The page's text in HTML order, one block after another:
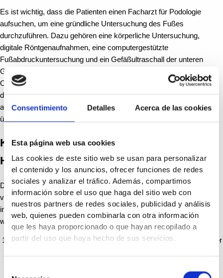
Consentimiento Detalles Acerca de las cookies
Esta página web usa cookies
Las cookies de este sitio web se usan para personalizar
el contenido y los anuncios, ofrecer funciones de redes
sociales y analizar el tráfico. Además, compartimos
información sobre el uso que haga del sitio web con
nuestros partners de redes sociales, publicidad y análisis
web, quienes pueden combinarla con otra información
que les haya proporcionado o que hayan recopilado a
partir del uso que haya hecho de sus servicios.
Es ist wichtig, dass die Patienten einen Facharzt für Podologie
aufsuchen, um eine gründliche Untersuchung des Fußes
durchzuführen. Dazu gehören eine körperliche Untersuchung,
digitale Röntgenaufnahmen, eine computergestützte
Fußabdruckuntersuchung und ein Gefäßultraschall der unteren
Gliedmaßen. Der Facharzt wird die verfügbaren chirurgischen
Optionen unter Berücksichtigung des Schweregrads der Deformität,
des Alters des Patienten und anderer medizinischer Bedingungen
ausführlich erläutern, damit der Patient eine fundierte Entscheidung
über den Eingriff treffen kann.
Korrekturoperation für Krallen- und/oder
Hammerzehen
Die Chirurgie zur Korrektur von Krallen- und/oder Hammerzehen
variiert je nach Grad der Deformität, wobei je nach Fall minimal-
invasive oder offene Techniken angewandt werden können. Zu den
wichtigsten Techniken gehören:
Arthroplastik:Bei dieser Technik wird ein Teil des Knochens, der